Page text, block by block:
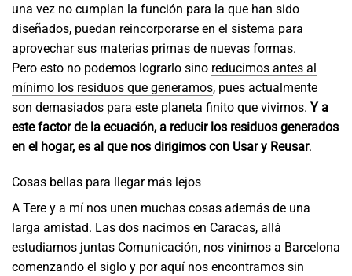
una vez no cumplan la función para la que han sido
diseñados, puedan reincorporarse en el sistema para
aprovechar sus materias primas de nuevas formas.
Pero esto no podemos lograrlo sino reducimos antes al
mínimo los residuos que generamos, pues actualmente
son demasiados para este planeta finito que vivimos. Y a
este factor de la ecuación, a reducir los residuos generados
en el hogar, es al que nos dirigimos con Usar y Reusar.
Cosas bellas para llegar más lejos
A Tere y a mí nos unen muchas cosas además de una
larga amistad. Las dos nacimos en Caracas, allá
estudiamos juntas Comunicación, nos vinimos a Barcelona
comenzando el siglo y por aquí nos encontramos sin